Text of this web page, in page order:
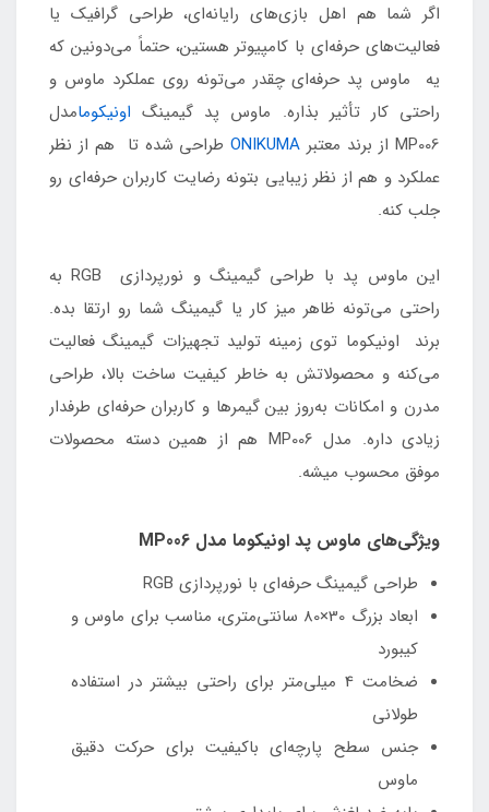
اگر شما هم اهل بازی‌های رایانه‌ای، طراحی گرافیک یا
فعالیت‌های حرفه‌ای با کامپیوتر هستین، حتماً می‌دونین که
یه ماوس پد حرفه‌ای چقدر می‌تونه روی عملکرد ماوس و
راحتی کار تأثیر بذاره. ماوس پد گیمینگ اونیکومامدل
MP006 از برند معتبر
ONIKUMAطراحی شده تا هم از نظر
عملکرد و هم از نظر زیبایی بتونه رضایت کاربران حرفه‌ای رو
جلب کنه.
این ماوس پد با طراحی گیمینگ و نورپردازی RGB به
راحتی می‌تونه ظاهر میز کار یا گیمینگ شما رو ارتقا بده.
برند اونیکوما توی زمینه تولید تجهیزات گیمینگ فعالیت
می‌کنه و محصولاتش به خاطر کیفیت ساخت بالا، طراحی
مدرن و امکانات به‌روز بین گیمرها و کاربران حرفه‌ای طرفدار
زیادی داره. مدل MP006 هم از همین دسته محصولات
موفق محسوب میشه.
ویژگی‌های ماوس پد اونیکوما مدل MP006
طراحی گیمینگ حرفه‌ای با نورپردازی RGB
ابعاد بزرگ 30×80 سانتی‌متری، مناسب برای ماوس و
کیبورد
ضخامت 4 میلی‌متر برای راحتی بیشتر در استفاده
طولانی
جنس سطح پارچه‌ای باکیفیت برای حرکت دقیق
ماوس